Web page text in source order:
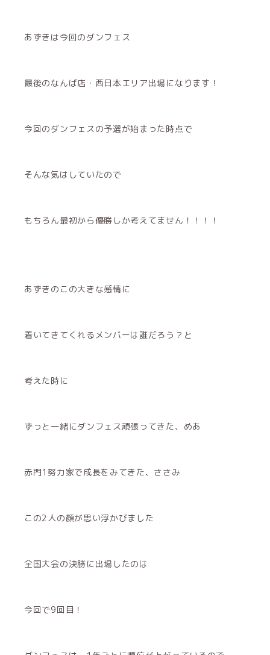
あずきは今回のダンフェス
最後のなんば店・西日本エリア出場になります！
今回のダンフェスの予選が始まった時点で
そんな気はしていたので
もちろん最初から優勝しか考えてません！！！！
あずきのこの大きな感情に
着いてきてくれるメンバーは誰だろう？と
考えた時に
ずっと一緒にダンフェス頑張ってきた、めあ
赤門1努力家で成長をみてきた、ささみ
この2人の顔が思い浮かびました
全国大会の決勝に出場したのは
今回で9回目！